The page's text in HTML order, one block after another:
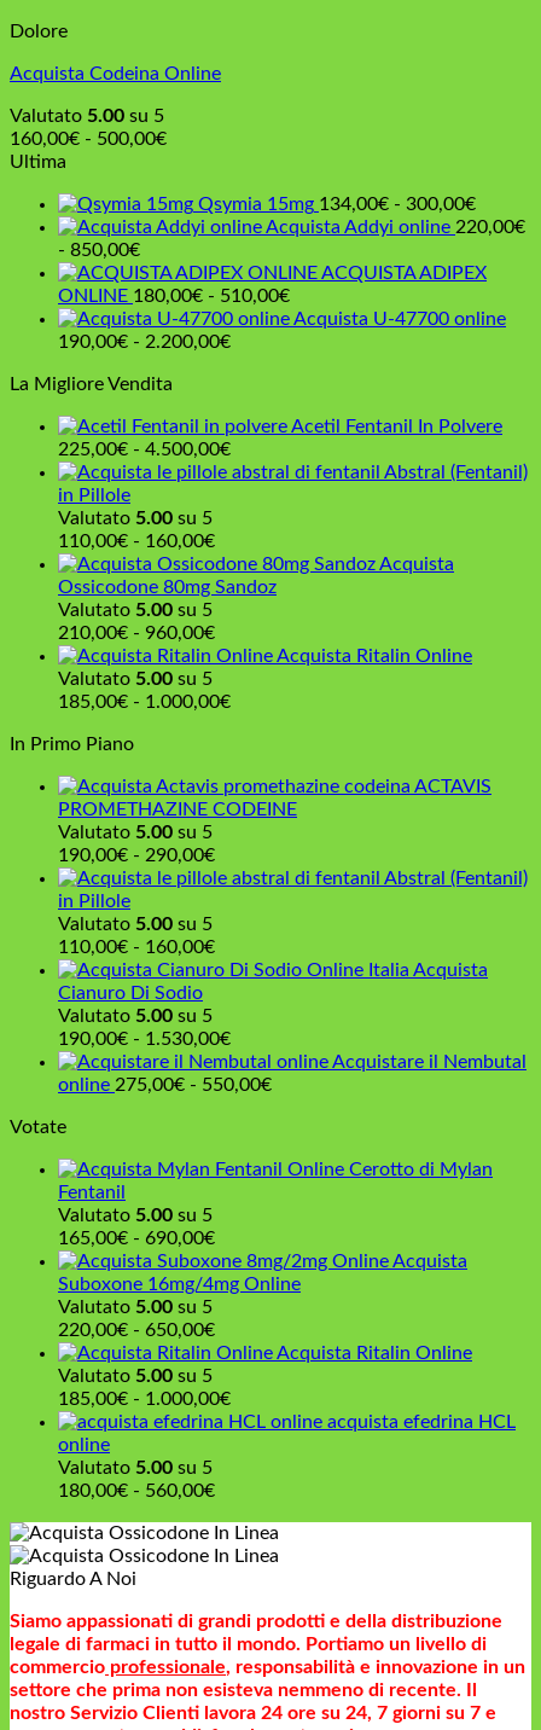
Dolore
Acquista Codeina Online
Valutato 5.00 su 5
160,00€ - 500,00€Fascia
da
160,00€
500,00€
Ultima
Qsymia 15mg 134,00€ - 300,00€Fascia
di
da
a
Acquista Addyi online 220,00€
- 850,00€Fascia
di
prezzo:
da
220,00€
850,00€
ACQUISTA ADIPEX
ONLINE 180,00€ - 510,00€Fascia
di
510,00€
Acquista U-47700 online
190,00€ - 2.200,00€Fascia
190,00€
a
2.200,00€
La Migliore Vendita
Acetil Fentanil In Polvere
225,00€ - 4.500,00€Fascia
di
a
4.500,00€
Abstral (Fentanil)
in Pillole
Valutato 5.00 su 5
110,00€ - 160,00€Fascia
di
prezzo:
110,00€
a
Acquista
Ossicodone 80mg Sandoz
Valutato 5.00 su 5
210,00€ - 960,00€Fascia
di
da
Acquista Ritalin Online
Valutato 5.00 su 5
185,00€ - 1.000,00€Fascia
185,00€
a
In Primo Piano
ACTAVIS
PROMETHAZINE CODEINE
Valutato 5.00 su 5
190,00€ - 290,00€Fascia
di
190,00€
a
Abstral (Fentanil)
in Pillole
Valutato 5.00 su 5
110,00€ - 160,00€Fascia
di
110,00€
a
160,00€
Acquista
Cianuro Di Sodio
Valutato 5.00 su 5
190,00€ - 1.530,00€Fascia
di
prezzo:
1.530,00€
Acquistare il Nembutal
online 275,00€ - 550,00€Fascia
275,00€
Votate
Cerotto di Mylan
Fentanil
Valutato 5.00 su 5
165,00€ - 690,00€Fascia
di
prezzo:
165,00€
a
Acquista
Suboxone 16mg/4mg Online
Valutato 5.00 su 5
220,00€ - 650,00€Fascia
di
da
220,00€
Acquista Ritalin Online
Valutato 5.00 su 5
185,00€ - 1.000,00€Fascia
di
1.000,00€
acquista efedrina HCL
online
Valutato 5.00 su 5
180,00€ - 560,00€Fascia
prezzo:
da
560,00€
Riguardo A Noi
Siamo appassionati di grandi prodotti e della distribuzione
legale di farmaci in tutto il mondo. Portiamo un livello di
commercio professionale, responsabilità e innovazione in un
settore che prima non esisteva nemmeno di recente. Il
nostro Servizio Clienti lavora 24 ore su 24, 7 giorni su 7 e